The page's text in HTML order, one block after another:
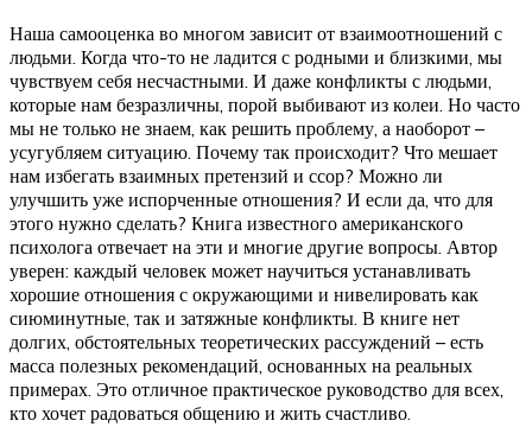
Наша самооценка во многом зависит от взаимоотношений с
людьми. Когда что-то не ладится с родными и близкими, мы
чувствуем себя несчастными. И даже конфликты с людьми,
которые нам безразличны, порой выбивают из колеи. Но часто
мы не только не знаем, как решить проблему, а наоборот –
усугубляем ситуацию. Почему так происходит? Что мешает
нам избегать взаимных претензий и ссор? Можно ли
улучшить уже испорченные отношения? И если да, что для
этого нужно сделать? Книга известного американского
психолога отвечает на эти и многие другие вопросы. Автор
уверен: каждый человек может научиться устанавливать
хорошие отношения с окружающими и нивелировать как
сиюминутные, так и затяжные конфликты. В книге нет
долгих, обстоятельных теоретических рассуждений – есть
масса полезных рекомендаций, основанных на реальных
примерах. Это отличное практическое руководство для всех,
кто хочет радоваться общению и жить счастливо.